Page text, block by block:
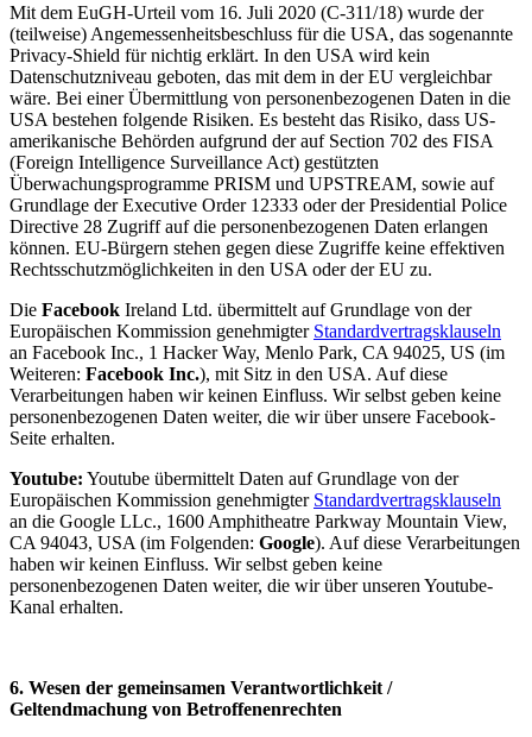
Mit dem EuGH-Urteil vom 16. Juli 2020 (C-311/18) wurde der
(teilweise) Angemessenheitsbeschluss für die USA, das sogenannte
Privacy-Shield für nichtig erklärt. In den USA wird kein
Datenschutzniveau geboten, das mit dem in der EU vergleichbar
wäre. Bei einer Übermittlung von personenbezogenen Daten in die
USA bestehen folgende Risiken. Es besteht das Risiko, dass US-
amerikanische Behörden aufgrund der auf Section 702 des FISA
(Foreign Intelligence Surveillance Act) gestützten
Überwachungsprogramme PRISM und UPSTREAM, sowie auf
Grundlage der Executive Order 12333 oder der Presidential Police
Directive 28 Zugriff auf die personenbezogenen Daten erlangen
können. EU-Bürgern stehen gegen diese Zugriffe keine effektiven
Rechtsschutzmöglichkeiten in den USA oder der EU zu.
Die Facebook Ireland Ltd. übermittelt auf Grundlage von der
Europäischen Kommission genehmigter Standardvertragsklauseln
an Facebook Inc., 1 Hacker Way, Menlo Park, CA 94025, US (im
Weiteren: Facebook Inc.), mit Sitz in den USA. Auf diese
Verarbeitungen haben wir keinen Einfluss. Wir selbst geben keine
personenbezogenen Daten weiter, die wir über unsere Facebook-
Seite erhalten.
Youtube: Youtube übermittelt Daten auf Grundlage von der
Europäischen Kommission genehmigter Standardvertragsklauseln
an die Google LLc., 1600 Amphitheatre Parkway Mountain View,
CA 94043, USA (im Folgenden: Google). Auf diese Verarbeitungen
haben wir keinen Einfluss. Wir selbst geben keine
personenbezogenen Daten weiter, die wir über unseren Youtube-
Kanal erhalten.
6. Wesen der gemeinsamen Verantwortlichkeit /
Geltendmachung von Betroffenenrechten